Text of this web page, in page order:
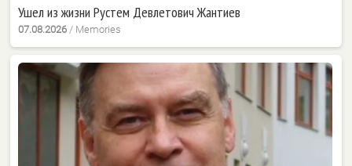
Ушел из жизни Рустем Девлетович Жантиев
07.08.2026 / Memories